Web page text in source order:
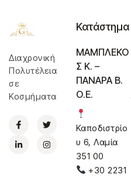
Διαχρονική
Πολυτέλεια
σε
Κοσμήματα
Κατάστημα
ΜΑΜΠΛΕΚΟ
Σ Κ. –
ΠΑΝΑΡΑ Β.
Ο.Ε.
Καποδιστρίο
υ 6, Λαμία
351 00
+30 2231